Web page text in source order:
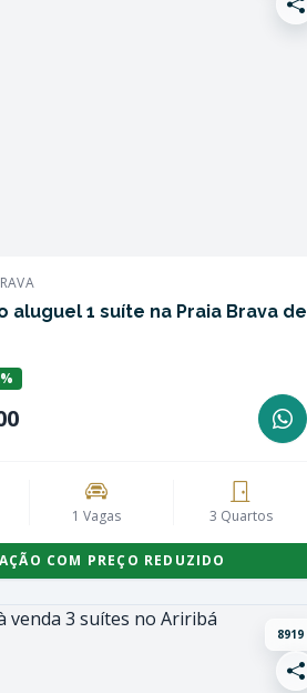
aluguel 1 suíte na Praia Brava de
1 Vagas 3 Quartos
COM PREÇO REDUZIDO
8919